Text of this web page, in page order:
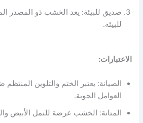
صديق للبيئة: يعد الخشب ذو المصدر
للبيئة.
الاعتبارات:
الصيانة: يعتبر الختم والتلوين المنتظم
العوامل الجوية.
المتانة: الخشب عرضة للنمل الأبيض